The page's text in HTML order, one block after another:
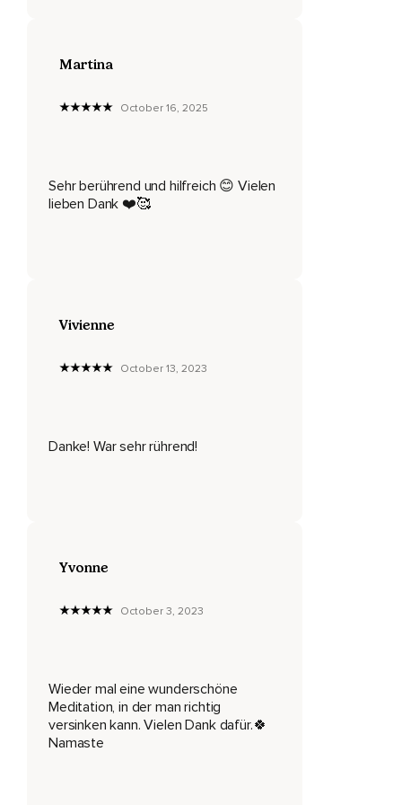
Lasse alles los.
Lasse alles los.
Ich möchte dich mit dieser Meditation von Herzen an etwas
Öffne hierfür nun das Buch deines Lebens und schau dir
Was siehst du?
Unendlich wertvoll,
Lebensweg gemacht,
Welchen du dir auf den darauf folgenden Seiten deines
Buches anschauen kannst.
Martina
October 16, 2025
Sehr berührend und hilfreich 😊 Vielen
lieben Dank ❤️🥰
Vivienne
October 13, 2023
Danke! War sehr rührend!
Yvonne
October 3, 2023
Wieder mal eine wunderschöne
Meditation, in der man richtig
versinken kann. Vielen Dank dafür.🍀
Namaste